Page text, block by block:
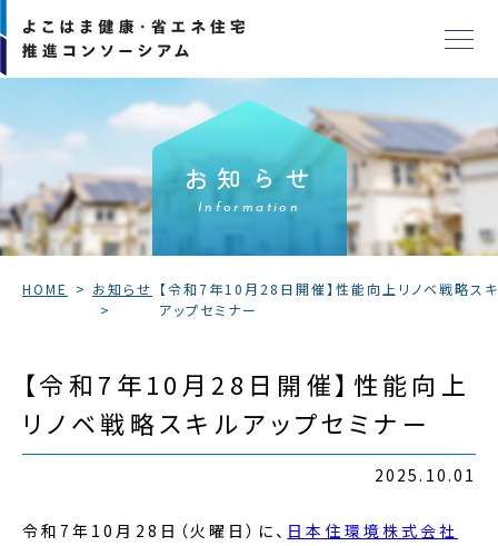
お知らせ
Information
HOME お知らせ 【令和7年10月28日開催】性能向上リノベ戦略ス
アップセミナー
【令和7年10月28日開催】性能向上
リノベ戦略スキルアップセミナー
2025.10.01
令和7年10月28日（火曜日）に、 日本住環境株式会社